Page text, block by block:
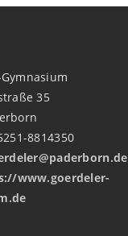
35
8814350
www.goerdeler-